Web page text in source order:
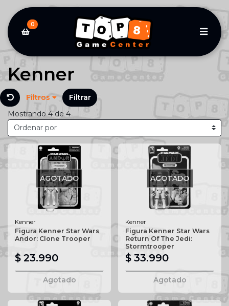
0
Kenner
Filtros
Filtrar
Mostrando 4 de 4
AGOTADO
Kenner
Figura Kenner Star Wars
Andor: Clone Trooper
$ 23.990
Agotado
AGOTADO
Kenner
Figura Kenner Star Wars
Return Of The Jedi:
Stormtrooper
$ 33.990
Agotado